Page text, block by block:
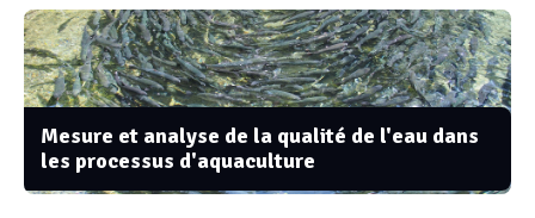
Mesure et analyse de la qualité de l'eau dans
les processus d'aquaculture